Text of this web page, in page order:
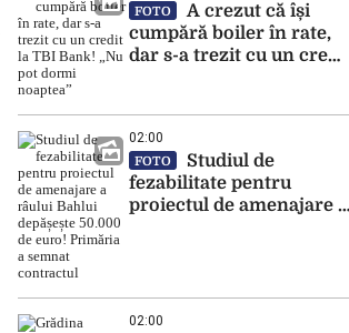
FOTO
A crezut că își
cumpără boiler în rate,
dar s-a trezit cu un credit
02:00
FOTO
Studiul de
fezabilitate pentru
proiectul de amenajare a
02:00